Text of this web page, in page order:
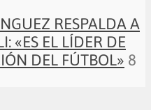
RESPALDA A
«ES EL LÍDER DE
DEL FÚTBOL» 8